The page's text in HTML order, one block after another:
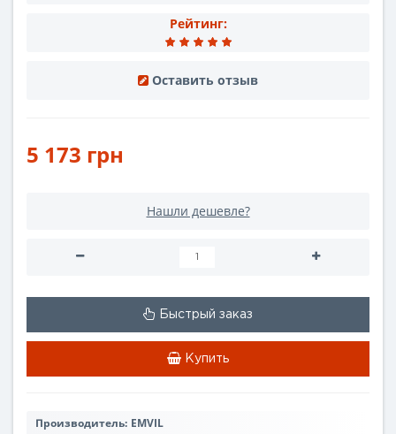
Рейтинг:
Оставить отзыв
5 173 грн
Нашли дешевле?
Быстрый заказ
Купить
Производитель: EMVIL